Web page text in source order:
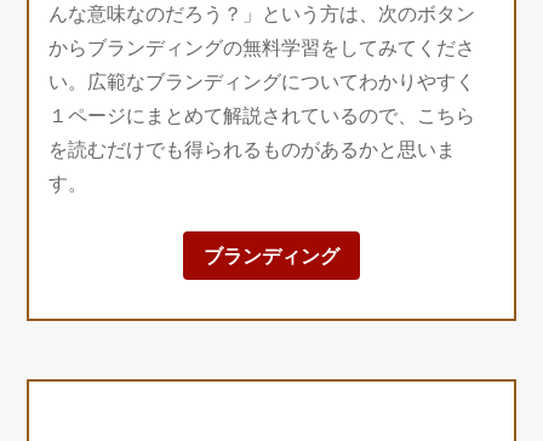
んな意味なのだろう？」という方は、次のボタン
からブランディングの無料学習をしてみてくださ
い。広範なブランディングについてわかりやすく
１ページにまとめて解説されているので、こちら
を読むだけでも得られるものがあるかと思いま
す。
ブランディング